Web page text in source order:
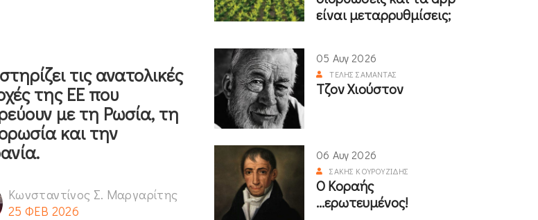
τις ανατολικές
της ΕΕ που
με τη Ρωσία, τη
και την
Κωνσταντίνος Σ. Μαργαρίτης
25 ΦΕΒ 2026
είναι μεταρρυθμίσεις;
05 Αυγ 2026
ΤΈΛΗΣ ΣΑΜΑΝΤΆΣ
Τζον Χιούστον
06 Αυγ 2026
ΣΆΚΗΣ ΚΟΥΡΟΥΖΊΔΗΣ
Ο Κοραής
...ερωτευμένος!